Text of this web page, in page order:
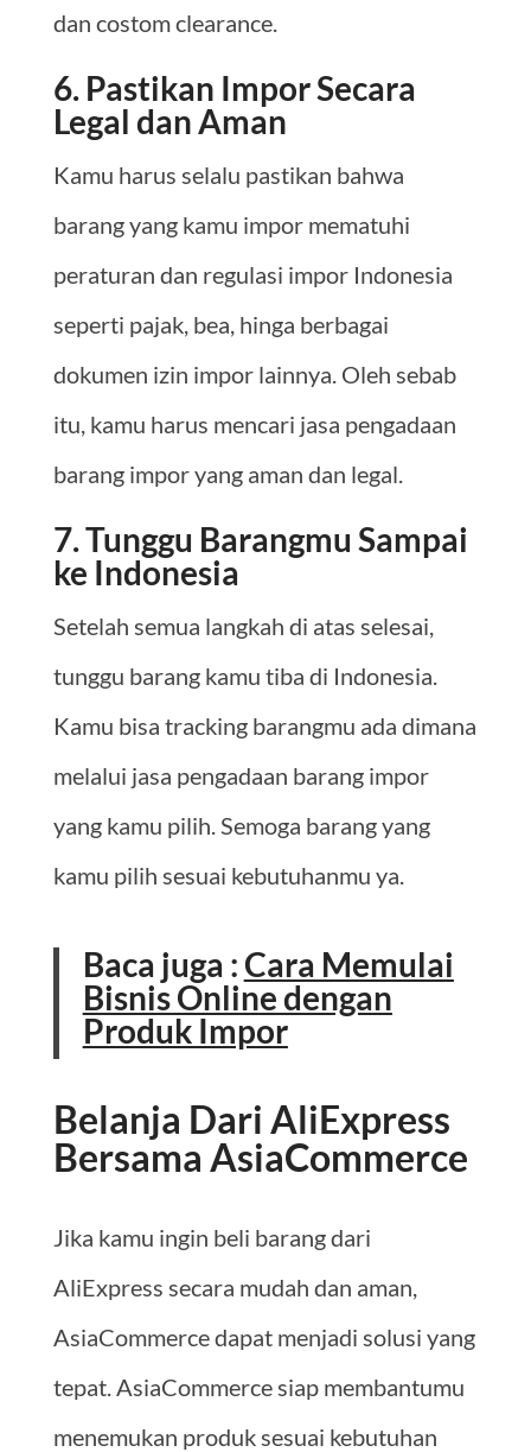
dan costom clearance.
6. Pastikan Impor Secara
Legal dan Aman
Kamu harus selalu pastikan bahwa
barang yang kamu impor mematuhi
peraturan dan regulasi impor Indonesia
seperti pajak, bea, hinga berbagai
dokumen izin impor lainnya. Oleh sebab
itu, kamu harus mencari jasa pengadaan
barang impor yang aman dan legal.
7. Tunggu Barangmu Sampai
ke Indonesia
Setelah semua langkah di atas selesai,
tunggu barang kamu tiba di Indonesia.
Kamu bisa tracking barangmu ada dimana
melalui jasa pengadaan barang impor
yang kamu pilih. Semoga barang yang
kamu pilih sesuai kebutuhanmu ya.
Baca juga : Cara Memulai
Bisnis Online dengan
Produk Impor
Belanja Dari AliExpress
Bersama AsiaCommerce
Jika kamu ingin beli barang dari
AliExpress secara mudah dan aman,
AsiaCommerce dapat menjadi solusi yang
tepat. AsiaCommerce siap membantumu
menemukan produk sesuai kebutuhan